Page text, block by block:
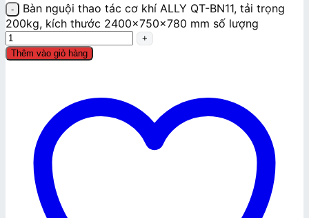
Bàn nguội thao tác cơ khí ALLY QT-BN11, tải trọng
200kg, kích thước 2400x750x780 mm số lượng
Thêm vào giỏ hàng